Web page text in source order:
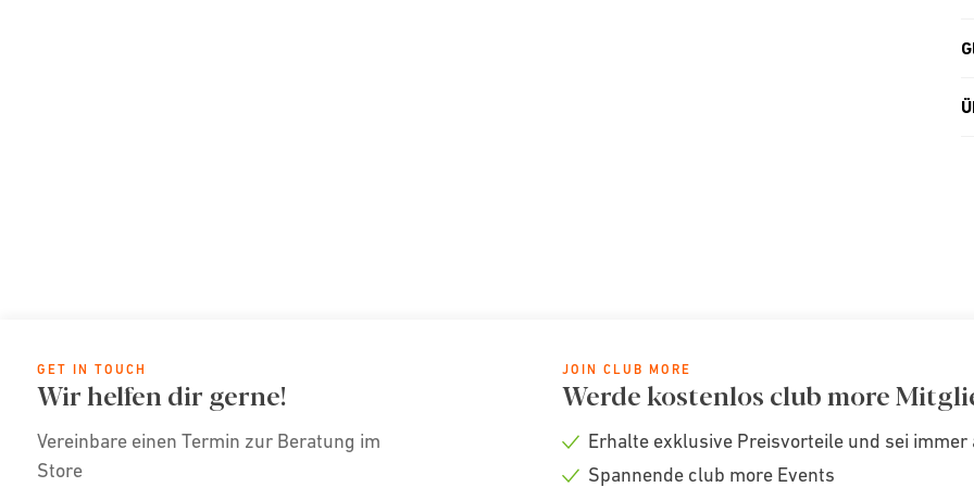
GET IN TOUCH
Wir helfen dir gerne!
Vereinbare einen Termin zur Beratung im
Store
JOIN CLUB MORE
Werde kostenlos club more
Check
Erhalte exklusive Preisvorteile und sei
Spannende club more Events